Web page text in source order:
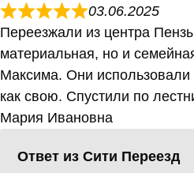
03.06.2025
Переезжали из центра
материальная, но и
Максима. Они
как свою. Спустили по
Мария Ивановна
Ответ из Сити Переезд